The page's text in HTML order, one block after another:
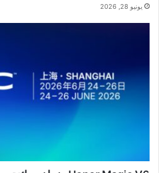
يونيو 28, 2026